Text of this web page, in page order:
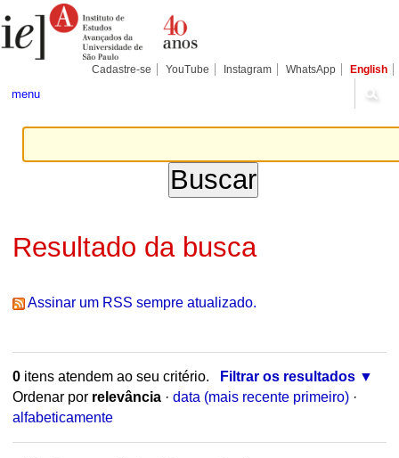
para
conteúdo.
Pessoais
Cadastre-se YouTube Instagram WhatsApp English
menu
Resultado da busca
Assinar um RSS sempre atualizado.
0itens atendem ao seu critério.
Filtrar os resultados
Ordenar por relevância · data (mais recente primeiro) ·
alfabeticamente